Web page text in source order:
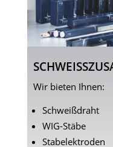
Wir bieten Ihnen:
Schweißdraht
WIG-Stäbe
Stabelektroden